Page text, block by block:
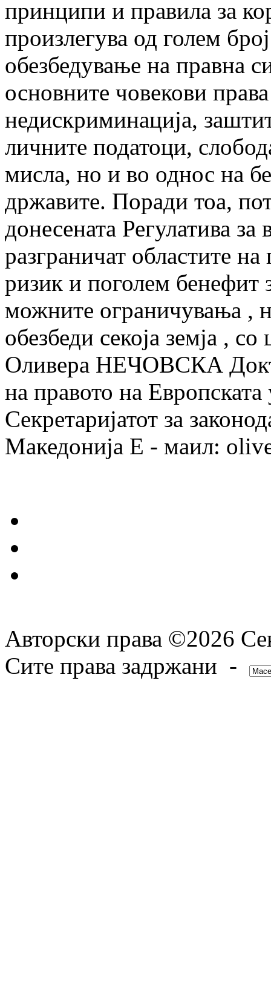
принципи и правила за
произлегува од голем
обезбедување на правна
основните човекови
недискриминација,
личните податоци,
мисла, но и во однос на
државите. Поради тоа,
донесената Регулатива за
разграничат областите
ризик и поголем бенефит
можните ограничувања ,
обезбеди секоја земја ,
Оливера НЕЧОВСКА
на правото на
Секретаријатот за
Македонија Е - маил:
Авторски права ©2026
Сите права задржани -